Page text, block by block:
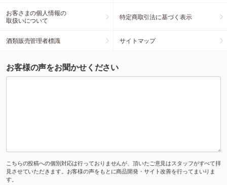
お客さまの個人情報の
取扱いについて
特定商取引法に基づく表示
酒類販売管理者標識 サイトマップ
お客様の声をお聞かせください
こちらの投稿への個別対応は行っておりませんが、頂いたご意見はスタッフがすべて拝
見させていただきます。お客様の声をもとに商品開発・サイト改善を行ってまいりま
す。